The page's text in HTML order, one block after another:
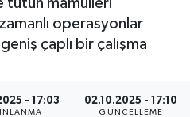
operasyonlar
çaplı bir çalışma
- 17:03 02.10.2025 - 17:10
GÜNCELLEME